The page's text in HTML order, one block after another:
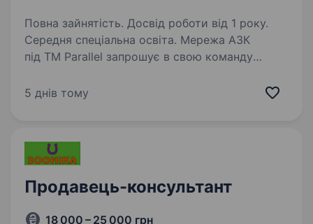
Повна зайнятість. Досвід роботи від 1 року.
Середня спеціальна освіта. Мережа АЗК
під ТМ Parallel запрошує в свою команду
ви будете займатися: обслуговувати клієнтів
5 днів тому
Продавець-консультант
18 000 – 25 000 грн